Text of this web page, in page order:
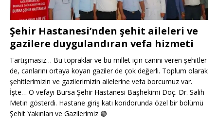
Şehir Hastanesi’nden şehit aileleri ve
gazilere duygulandıran vefa hizmeti
Tartışmasız… Bu topraklar ve bu millet için canını veren şehitler
de, canlarını ortaya koyan gaziler de çok değerli. Toplum olarak
şehitlerimizin ve gazilerimizin ailelerine vefa borcumuz var.
İşte… O vefayı Bursa Şehir Hastanesi Başhekimi Doç. Dr. Salih
Metin gösterdi. Hastane giriş katı koridorunda özel bir bölümü
Şehit Yakınları ve Gazilerimiz 🟢